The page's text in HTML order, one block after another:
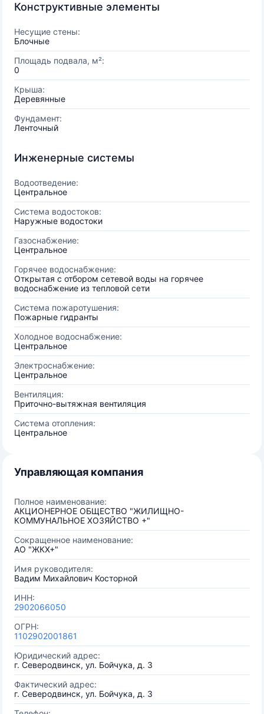
Конструктивные элементы
Несущие стены:
Блочные
Площадь подвала, м²:
0
Крыша:
Деревянные
Фундамент:
Ленточный
Инженерные системы
Водоотведение:
Центральное
Система водостоков:
Наружные водостоки
Газоснабжение:
Центральное
Горячее водоснабжение:
Открытая с отбором сетевой воды на горячее
водоснабжение из тепловой сети
Система пожаротушения:
Пожарные гидранты
Холодное водоснабжение:
Центральное
Электроснабжение:
Центральное
Вентиляция:
Приточно-вытяжная вентиляция
Система отопления:
Центральное
Управляющая компания
Полное наименование:
АКЦИОНЕРНОЕ ОБЩЕСТВО "ЖИЛИЩНО-
КОММУНАЛЬНОЕ ХОЗЯЙСТВО +"
Сокращенное наименование:
АО "ЖКХ+"
Имя руководителя:
Вадим Михайлович Косторной
ИНН:
2902066050
ОГРН:
1102902001861
Юридический адрес:
г. Северодвинск, ул. Бойчука, д. 3
Фактический адрес:
г. Северодвинск, ул. Бойчука, д. 3